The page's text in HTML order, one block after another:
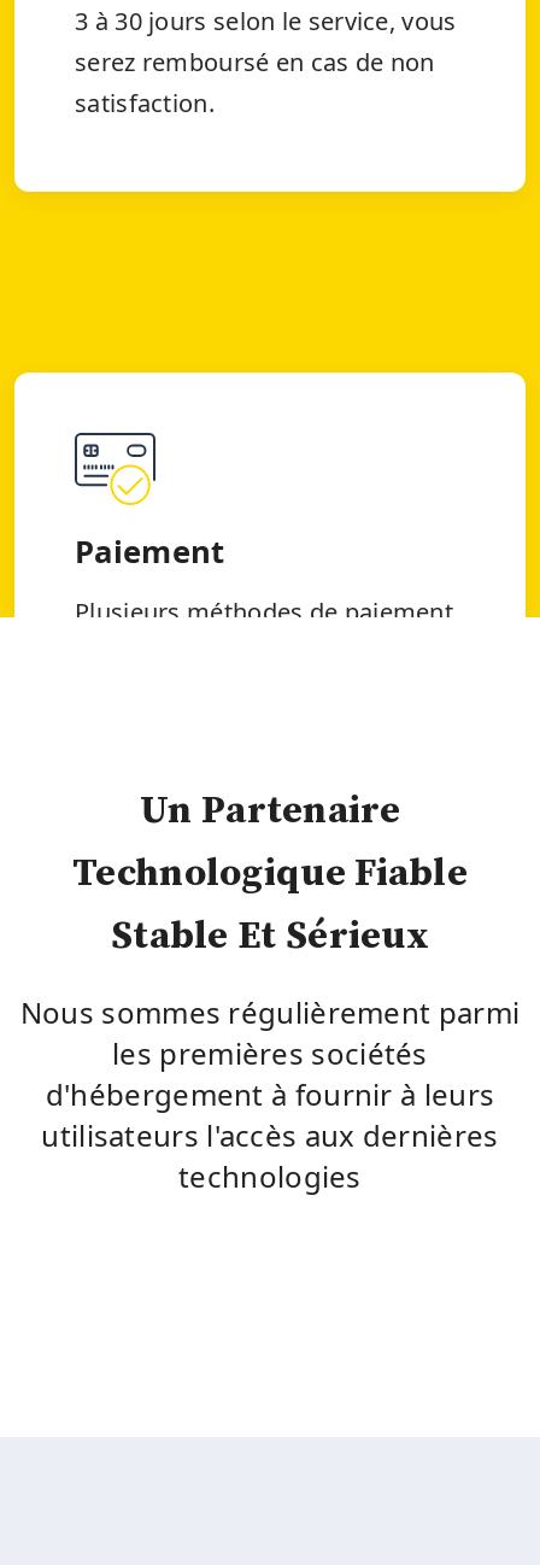
3 à 30 jours selon le service, vous
serez remboursé en cas de non
satisfaction.
Paiement
Plusieurs méthodes de paiement,
Un Partenaire
Technologique Fiable
Stable Et Sérieux
Nous sommes régulièrement parmi
les premières sociétés
d'hébergement à fournir à leurs
utilisateurs l'accès aux dernières
technologies